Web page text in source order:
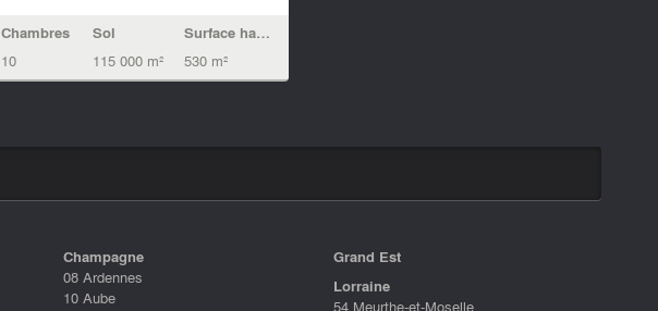
Chambres
10
Sol
115 000 m²
Surface habitable
530 m²
Champagne
08 Ardennes
10 Aube
Grand Est
Lorraine
54 Meurthe-et-Moselle